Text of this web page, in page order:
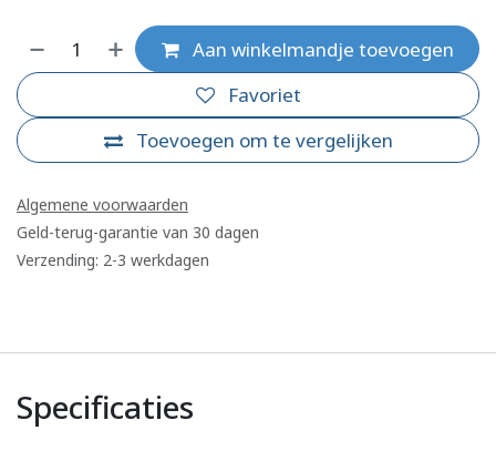
Aan winkelmandje toevoegen
Toevoegen om te vergelijken
Favoriet
Algemene voorwaarden
Geld-terug-garantie van 30 dagen
Verzending: 2-3 werkdagen
Specificaties